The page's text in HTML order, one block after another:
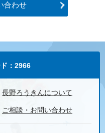
合わせ
：2966
長野ろうきんについて
ご相談・お問い合わせ